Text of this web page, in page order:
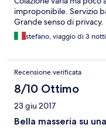
improponibile. Servizio
Grande senso di privacy.
stefano, viaggio di 3 notti
Recensione verificata
8/10 Ottimo
23 giu 2017
Bella masseria su